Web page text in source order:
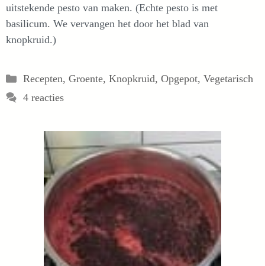
uitstekende pesto van maken. (Echte pesto is met
basilicum. We vervangen het door het blad van
knopkruid.)
Categorieën
Recepten, Groente, Knopkruid, Opgepot, Vegetarisch
4 reacties